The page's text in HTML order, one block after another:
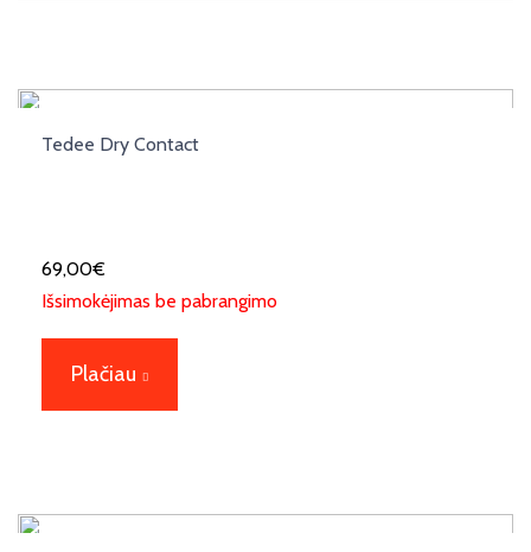
Tedee Dry Contact
69,00€
Išsimokėjimas be pabrangimo
Plačiau